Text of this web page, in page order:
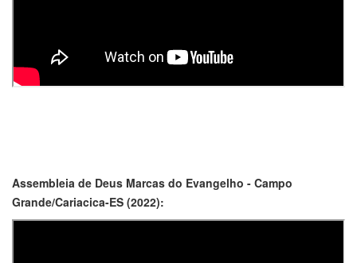
Assembleia de Deus Marcas do Evangelho - Campo
Grande/Cariacica-ES (2022):